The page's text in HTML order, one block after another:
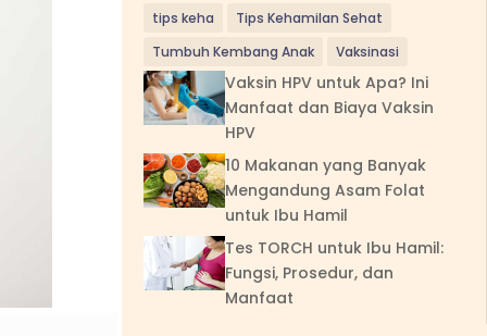
tips keha
Tips Kehamilan Sehat
Tumbuh Kembang Anak
Vaksinasi
Vaksin HPV untuk Apa? Ini
Manfaat dan Biaya Vaksin
HPV
10 Makanan yang Banyak
Mengandung Asam Folat
untuk Ibu Hamil
Tes TORCH untuk Ibu Hamil:
Fungsi, Prosedur, dan
Manfaat